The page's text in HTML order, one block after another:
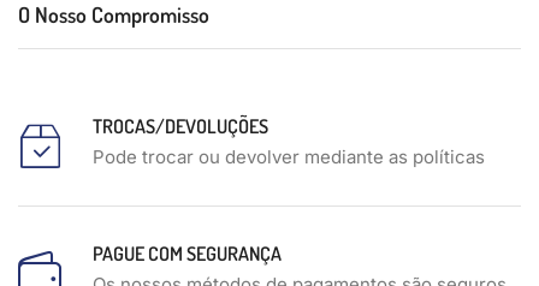
O Nosso Compromisso
TROCAS/DEVOLUÇÕES
Pode trocar ou devolver mediante as políticas
PAGUE COM SEGURANÇA